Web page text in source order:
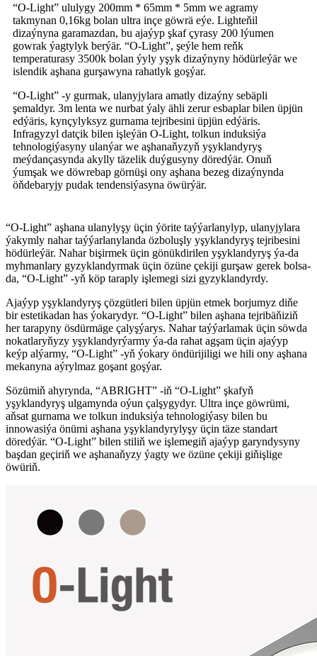
“O-Light” ululygy 200mm * 65mm * 5mm we agramy
takmynan 0,16kg bolan ultra inçe göwrä eýe. Lighteňil
dizaýnyna garamazdan, bu ajaýyp şkaf çyrasy 200 lýumen
gowrak ýagtylyk berýär. “O-Light”, şeýle hem reňk
temperaturasy 3500k bolan ýyly yşyk dizaýnyny hödürleýär we
islendik aşhana gurşawyna rahatlyk goşýar.
“O-Light” -y gurmak, ulanyjylara amatly dizaýny sebäpli
şemaldyr. 3m lenta we nurbat ýaly ähli zerur esbaplar bilen üpjün
edýäris, kynçylyksyz gurnama tejribesini üpjün edýäris.
Infragyzyl datçik bilen işleýän O-Light, tolkun induksiýa
tehnologiýasyny ulanýar we aşhanaňyzyň yşyklandyryş
meýdançasynda akylly täzelik duýgusyny döredýär. Onuň
ýumşak we döwrebap görnüşi ony aşhana bezeg dizaýnynda
öňdebaryjy pudak tendensiýasyna öwürýär.
“O-Light” aşhana ulanylyşy üçin ýörite taýýarlanylyp, ulanyjylara
ýakymly nahar taýýarlanylanda özboluşly yşyklandyryş tejribesini
hödürleýär. Nahar bişirmek üçin gönükdirilen yşyklandyryş ýa-da
myhmanlary gyzyklandyrmak üçin özüne çekiji gurşaw gerek bolsa-
da, “O-Light” -yň köp taraply işlemegi sizi gyzyklandyrdy.
Ajaýyp yşyklandyryş çözgütleri bilen üpjün etmek borjumyz diňe
bir estetikadan has ýokarydyr. “O-Light” bilen aşhana tejribäňiziň
her tarapyny ösdürmäge çalyşýarys. Nahar taýýarlamak üçin söwda
nokatlaryňyzy yşyklandyrýarmy ýa-da rahat agşam üçin ajaýyp
keýp alýarmy, “O-Light” -yň ýokary öndürijiligi we hili ony aşhana
mekanyna aýrylmaz goşant goşýar.
Sözümiň ahyrynda, “ABRIGHT” -iň “O-Light” şkafyň
yşyklandyryş ulgamynda oýun çalşygydyr. Ultra inçe göwrümi,
aňsat gurnama we tolkun induksiýa tehnologiýasy bilen bu
innowasiýa önümi aşhana yşyklandyrylyşy üçin täze standart
döredýär. “O-Light” bilen stiliň we işlemegiň ajaýyp garyndysyny
başdan geçiriň we aşhanaňyzy ýagty we özüne çekiji giňişlige
öwüriň.